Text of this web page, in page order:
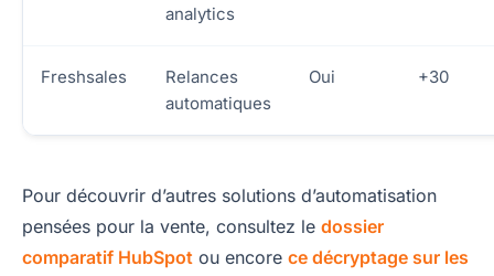
analytics
Freshsales
Relances
automatiques
Oui +30
Pour découvrir d’autres solutions d’automatisation
pensées pour la vente, consultez le dossier
comparatif HubSpot ou encore ce décryptage sur les